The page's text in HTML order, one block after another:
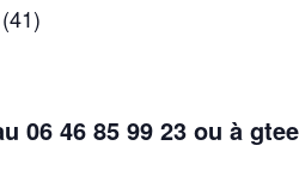
(41)
06 46 85 99 23 ou à